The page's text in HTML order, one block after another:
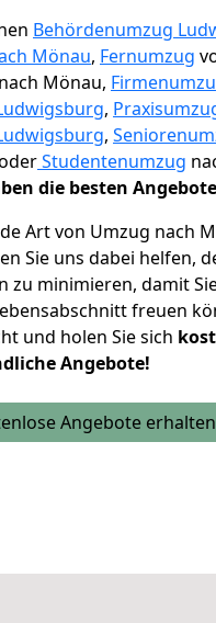
Behördenumzug
Mönau, Fernumzug
Mönau,
,
,
Studentenumzug
die besten Angebote
Art von Umzug nach
Sie uns dabei helfen,
zu minimieren, damit
freuen
und holen Sie sich
Angebote!
Angebote erhalten